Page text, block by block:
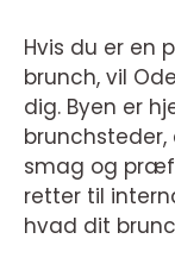
Hvis du er en
brunch, vil
dig. Byen er
smag og
retter til
hvad dit